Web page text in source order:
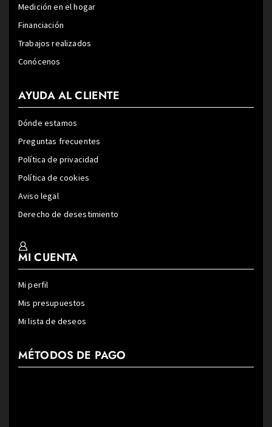
Medición en el hogar
Financiación
Trabajos realizados
Conócenos
AYUDA AL CLIENTE
Dónde estamos
Preguntas frecuentes
Política de privacidad
Política de cookies
Aviso legal
Derecho de desestimiento
MI CUENTA
Mi perfil
Mis presupuestos
Mi lista de deseos
MÉTODOS DE PAGO